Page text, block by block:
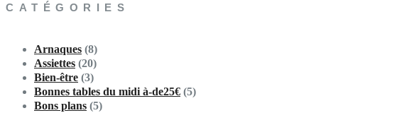
CATÉGORIES
Arnaques (8)
Assiettes (20)
Bien-être (3)
Bonnes tables du midi à-de25€ (5)
Bons plans (5)